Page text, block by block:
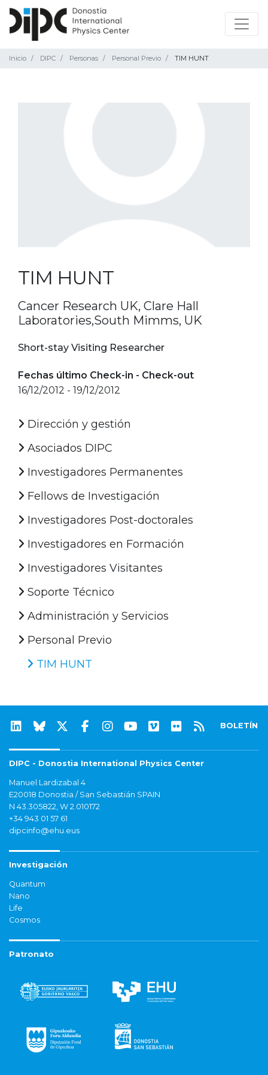
Inicio DIPC Personas Personal Previo TIM HUNT
TIM HUNT
Cancer Research UK, Clare Hall
Laboratories,South Mimms, UK
Short-stay Visiting Researcher
Fechas último Check-in - Check-out
16/12/2012 - 19/12/2012
Dirección y gestión
Asociados DIPC
Investigadores Permanentes
Fellows de Investigación
Investigadores Post-doctorales
Investigadores en Formación
Investigadores Visitantes
Soporte Técnico
Administración y Servicios
Personal Previo
TIM HUNT
BOLETÍN
DIPC - Donostia International Physics Center
Manuel Lardizabal 4
E20018 Donostia / San Sebastián SPAIN
N 43.305822, W 2.010172
+34 943 01 57 61
dipcinfo@ehu.eus
Investigación
Quantum
Nano
Life
Cosmos
Patronato